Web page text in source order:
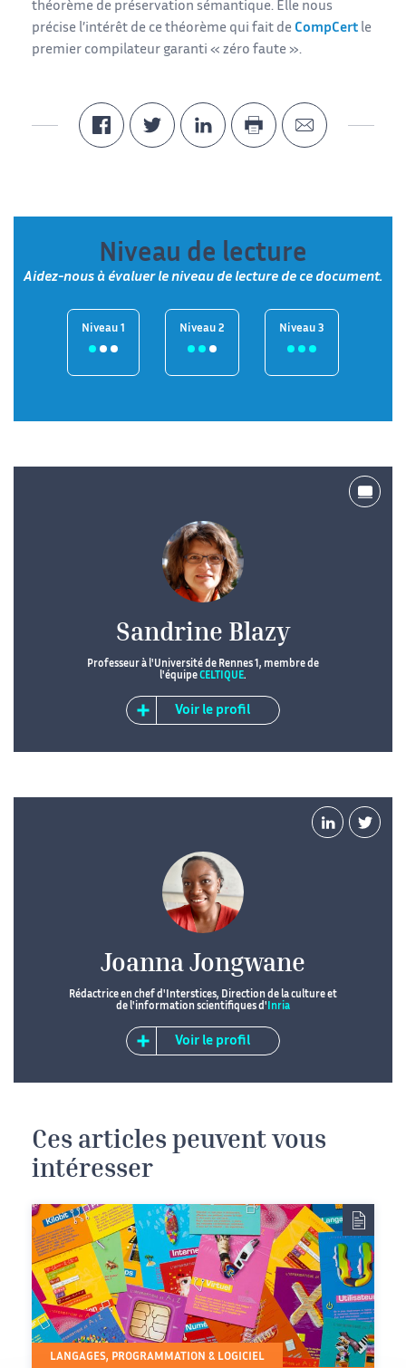
théorème de préservation sémantique. Elle nous
précise l’intérêt de ce théorème qui fait de CompCert le
premier compilateur garanti « zéro faute ».
Niveau de lecture
Aidez-nous à évaluer le niveau de lecture de ce document.
Niveau 1 Niveau 2 Niveau 3
Sandrine Blazy
Professeur à l'Université de Rennes 1, membre de
l'équipe CELTIQUE.
Voir le profil
Joanna Jongwane
Rédactrice en chef d'Interstices, Direction de la culture et
de l'information scientifiques d' Inria
Voir le profil
Ces articles peuvent vous
intéresser
LANGAGES, PROGRAMMATION & LOGICIEL